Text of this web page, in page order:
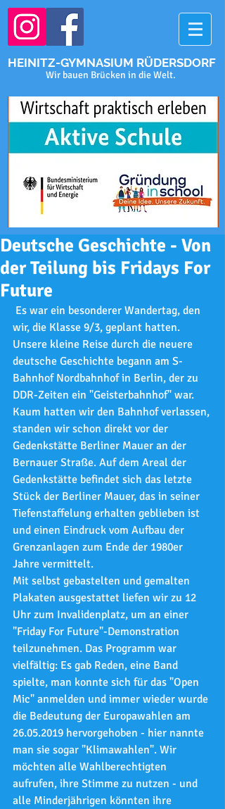
HEINITZ-GYMNASIUM RÜDERSDORF
Wir bauen Brücken in die Welt.
Deutsche Geschichte - Von
der Teilung bis Fridays For
Future
wir, die Klasse 9/3, geplant hatten.
Unsere kleine Reise durch die neuere
deutsche Geschichte begann am S-
Bahnhof Nordbahnhof in Berlin, der zu
DDR-Zeiten ein "Geisterbahnhof" war.
Kaum hatten wir den Bahnhof verlassen,
standen wir schon direkt vor der
Gedenkstätte Berliner Mauer an der
Bernauer Straße. Auf dem Areal der
Gedenkstätte befindet sich das letzte
Stück der Berliner Mauer, das in seiner
Tiefenstaffelung erhalten geblieben ist
und einen Eindruck vom Aufbau der
Grenzanlagen zum Ende der 1980er
Jahre vermittelt.
Mit selbst gebastelten und gemalten
Plakaten ausgestattet liefen wir zu 12
Uhr zum Invalidenplatz, um an einer
"Friday For Future"-Demonstration
teilzunehmen. Das Programm war
vielfältig: Es gab Reden, eine Band
spielte, man konnte sich für das "Open
Mic" anmelden und immer wieder wurde
die Bedeutung der Europawahlen am
26.05.2019 hervorgehoben - hier nannte
man sie sogar "Klimawahlen". Wir
möchten alle Wahlberechtigten
aufrufen, ihre Stimme zu nutzen - und
alle Minderjährigen könnten ihre